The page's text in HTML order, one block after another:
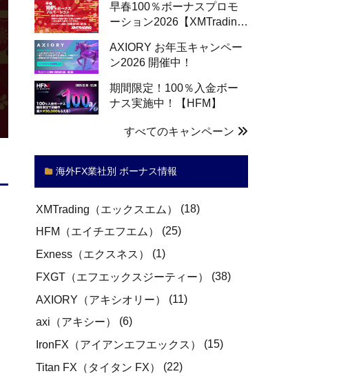
早春100％ボーナスプロモ
ーション2026【XMTradin…
AXIORY お年玉キャンペー
ン2026 開催中！
期間限定！100％入金ボー
ナス実施中！【HFM】
すべてのキャンペーン
海外FX業社別 ボーナス情報
XMTrading（エックスエム）
(18)
HFM（エイチエフエム）
(25)
Exness（エクスネス）
(1)
FXGT（エフエックスジーティー）
(38)
AXIORY（アキシオリー）
(11)
axi（アキシー）
(6)
IronFX（アイアンエフエックス）
(15)
Titan FX（タイタン FX）
(22)